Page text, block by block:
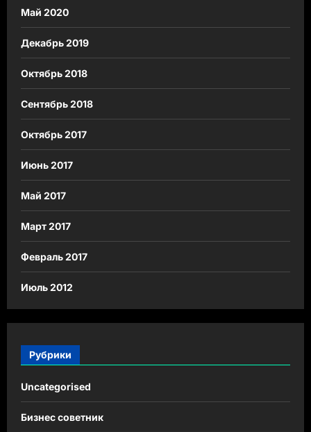
Май 2020
Декабрь 2019
Октябрь 2018
Сентябрь 2018
Октябрь 2017
Июнь 2017
Май 2017
Март 2017
Февраль 2017
Июль 2012
Рубрики
Uncategorised
Бизнес советник